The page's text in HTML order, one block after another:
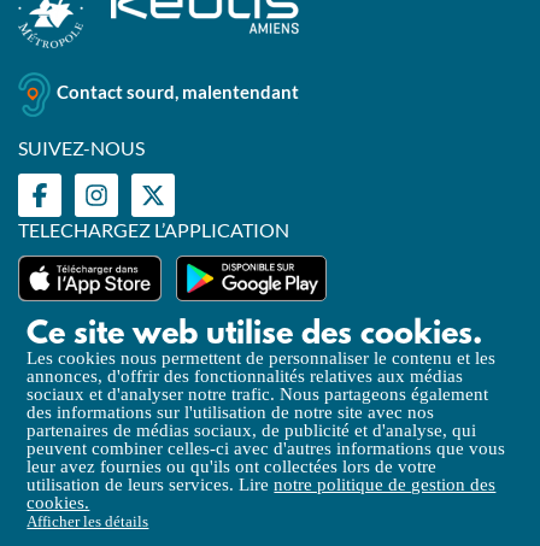
Ce site web utilise des cookies.
Les cookies nous permettent de personnaliser le contenu et les
annonces, d'offrir des fonctionnalités relatives aux médias
sociaux et d'analyser notre trafic. Nous partageons également
des informations sur l'utilisation de notre site avec nos
partenaires de médias sociaux, de publicité et d'analyse, qui
peuvent combiner celles-ci avec d'autres informations que vous
leur avez fournies ou qu'ils ont collectées lors de votre
utilisation de leurs services. Lirenotre politique de gestion des
cookies.
Afficher les détails
Contact sourd, malentendant
SUIVEZ-NOUS
TELECHARGEZ L’APPLICATION
Mentions légales
Politique de Confidentialité
Politique de gestion des cookies
Accessibilité (partielle)